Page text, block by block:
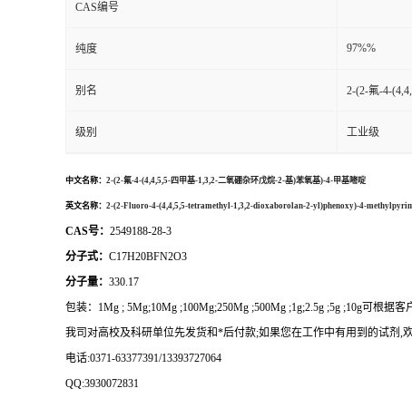
CAS编号
纯度 97%%
别名 2-(2-氟-4-
级别 工业级
中文名称： 2-(2-氟-4-(4,4,5,5-四甲基-1,3,2-二氧硼杂环戊烷-2-基)苯氧基)-4-甲基嘧啶
英文名称： 2-(2-Fluoro-4-(4,4,5,5-tetramethyl-1,3,2-dioxaborolan-2-yl)phenoxy)-4-
CAS号： 2549188-28-3
分子式： C17H20BFN2O3
分子量： 330.17
包装： 1Mg ; 5Mg;10Mg ;100Mg;250Mg ;500Mg ;1g;2.5g ;5g ;10g可根据客
我司对高校及科研单位先发货和*后付款;如果您在工作中有用到的试剂 ,
电话:0371-63377391/13393727064
QQ:3930072831